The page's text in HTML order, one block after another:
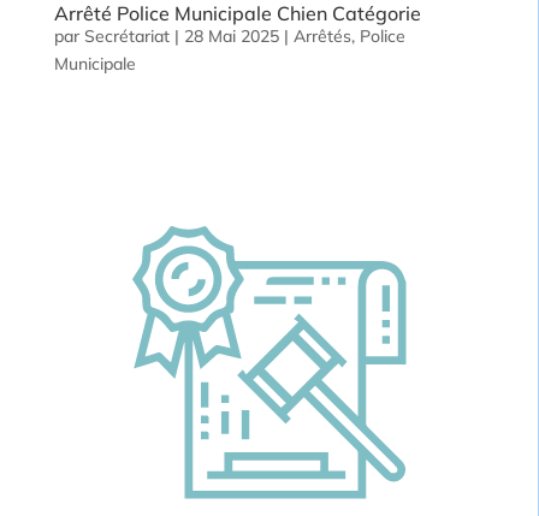
Arrêté Police Municipale Chien Catégorie
par Secrétariat| 28 Mai 2025| Arrêtés, Police
Municipale